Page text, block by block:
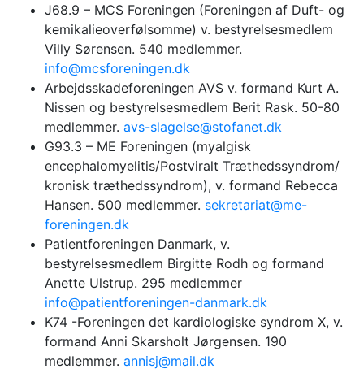
J68.9 – MCS Foreningen (Foreningen af Duft- og
kemikalieoverfølsomme) v. bestyrelsesmedlem
Villy Sørensen. 540 medlemmer.
info@mcsforeningen.dk
Arbejdsskadeforeningen AVS v. formand Kurt A.
Nissen og bestyrelsesmedlem Berit Rask. 50-80
medlemmer. avs-slagelse@stofanet.dk
G93.3 – ME Foreningen (myalgisk
encephalomyelitis/Postviralt Træthedssyndrom/
kronisk træthedssyndrom), v. formand Rebecca
Hansen. 500 medlemmer. sekretariat@me-
foreningen.dk
Patientforeningen Danmark, v.
bestyrelsesmedlem Birgitte Rodh og formand
Anette Ulstrup. 295 medlemmer
info@patientforeningen-danmark.dk
K74 -Foreningen det kardiologiske syndrom X, v.
formand Anni Skarsholt Jørgensen. 190
medlemmer. annisj@mail.dk